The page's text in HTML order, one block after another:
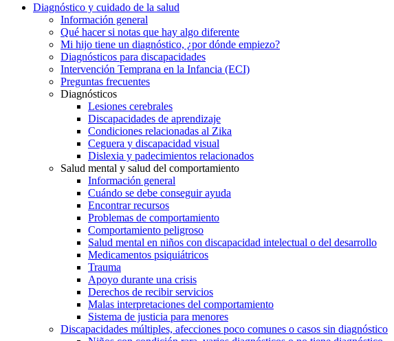
Diagnóstico y cuidado de la salud
Información general
Qué hacer si notas que hay algo diferente
Mi hijo tiene un diagnóstico, ¿por dónde empiezo?
Diagnósticos para discapacidades
Intervención Temprana en la Infancia (ECI)
Preguntas frecuentes
Diagnósticos
Lesiones cerebrales
Discapacidades de aprendizaje
Condiciones relacionadas al Zika
Ceguera y discapacidad visual
Dislexia y padecimientos relacionados
Salud mental y salud del comportamiento
Información general
Cuándo se debe conseguir ayuda
Encontrar recursos
Problemas de comportamiento
Comportamiento peligroso
Salud mental en niños con discapacidad intelectual o del desarrollo
Medicamentos psiquiátricos
Trauma
Apoyo durante una crisis
Derechos de recibir servicios
Malas interpretaciones del comportamiento
Sistema de justicia para menores
Discapacidades múltiples, afecciones poco comunes o casos sin diagnóstico